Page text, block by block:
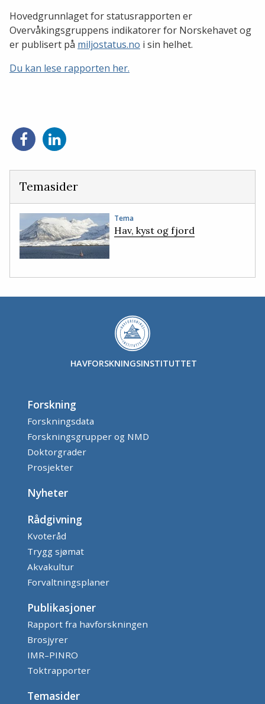
Hovedgrunnlaget for statusrapporten er
Overvåkingsgruppens indikatorer for Norskehavet og
er publisert på miljostatus.no i sin helhet.
Du kan lese rapporten her.
Del
på
Del
på
Temasider
Tema
Hav, kyst og fjord
HAVFORSKNINGSINSTITUTTET
Forskning
Forskningsdata
Forskningsgrupper og NMD
Doktorgrader
Prosjekter
Nyheter
Rådgivning
Kvoteråd
Trygg sjømat
Akvakultur
Forvaltningsplaner
Publikasjoner
Rapport fra havforskningen
Brosjyrer
IMR–PINRO
Toktrapporter
Temasider